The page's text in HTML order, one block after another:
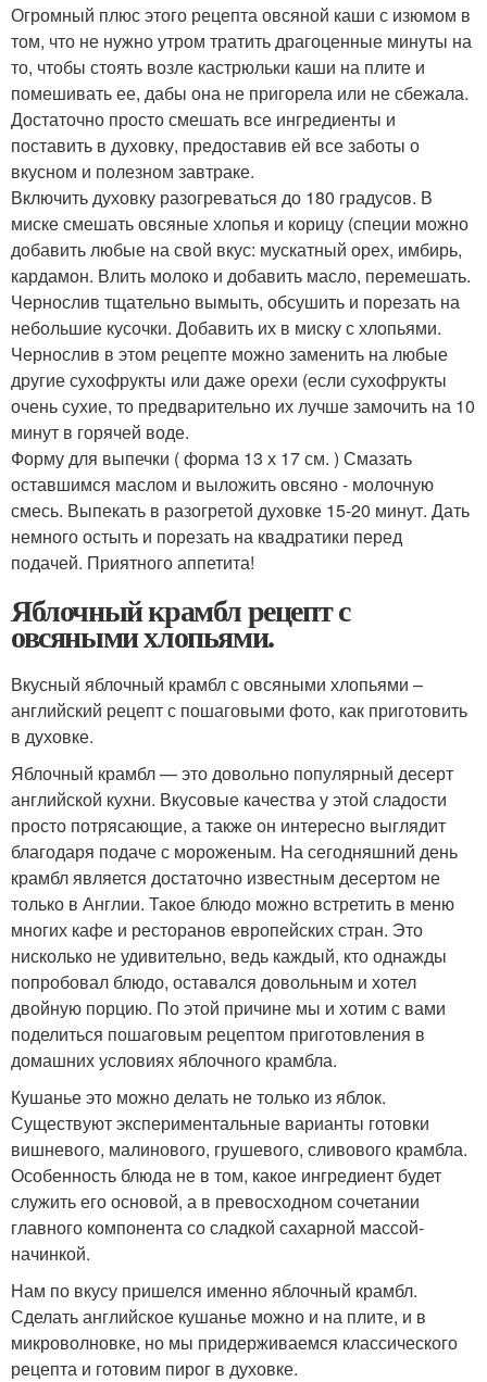
Огромный плюс этого рецепта овсяной каши с изюмом в
том, что не нужно утром тратить драгоценные минуты на
то, чтобы стоять возле кастрюльки каши на плите и
помешивать ее, дабы она не пригорела или не сбежала.
Достаточно просто смешать все ингредиенты и
поставить в духовку, предоставив ей все заботы о
вкусном и полезном завтраке.
Включить духовку разогреваться до 180 градусов. В
миске смешать овсяные хлопья и корицу (специи можно
добавить любые на свой вкус: мускатный орех, имбирь,
кардамон. Влить молоко и добавить масло, перемешать.
Чернослив тщательно вымыть, обсушить и порезать на
небольшие кусочки. Добавить их в миску с хлопьями.
Чернослив в этом рецепте можно заменить на любые
другие сухофрукты или даже орехи (если сухофрукты
очень сухие, то предварительно их лучше замочить на 10
минут в горячей воде.
Форму для выпечки ( форма 13 х 17 см. ) Смазать
оставшимся маслом и выложить овсяно - молочную
смесь. Выпекать в разогретой духовке 15-20 минут. Дать
немного остыть и порезать на квадратики перед
подачей. Приятного аппетита!
Яблочный крамбл рецепт с
овсяными хлопьями.
Вкусный яблочный крамбл с овсяными хлопьями –
английский рецепт с пошаговыми фото, как приготовить
в духовке.
Яблочный крамбл — это довольно популярный десерт
английской кухни. Вкусовые качества у этой сладости
просто потрясающие, а также он интересно выглядит
благодаря подаче с мороженым. На сегодняшний день
крамбл является достаточно известным десертом не
только в Англии. Такое блюдо можно встретить в меню
многих кафе и ресторанов европейских стран. Это
нисколько не удивительно, ведь каждый, кто однажды
попробовал блюдо, оставался довольным и хотел
двойную порцию. По этой причине мы и хотим с вами
поделиться пошаговым рецептом приготовления в
домашних условиях яблочного крамбла.
Кушанье это можно делать не только из яблок.
Существуют экспериментальные варианты готовки
вишневого, малинового, грушевого, сливового крамбла.
Особенность блюда не в том, какое ингредиент будет
служить его основой, а в превосходном сочетании
главного компонента со сладкой сахарной массой-
начинкой.
Нам по вкусу пришелся именно яблочный крамбл.
Сделать английское кушанье можно и на плите, и в
микроволновке, но мы придерживаемся классического
рецепта и готовим пирог в духовке.